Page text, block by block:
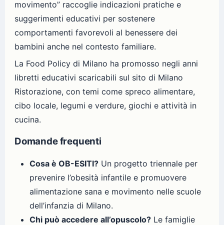
movimento” raccoglie indicazioni pratiche e
suggerimenti educativi per sostenere
comportamenti favorevoli al benessere dei
bambini anche nel contesto familiare.
La Food Policy di Milano ha promosso negli anni
libretti educativi scaricabili sul sito di Milano
Ristorazione, con temi come spreco alimentare,
cibo locale, legumi e verdure, giochi e attività in
cucina.
Domande frequenti
Cosa è OB-ESITI? Un progetto triennale per
prevenire l’obesità infantile e promuovere
alimentazione sana e movimento nelle scuole
dell’infanzia di Milano.
Chi può accedere all’opuscolo? Le famiglie